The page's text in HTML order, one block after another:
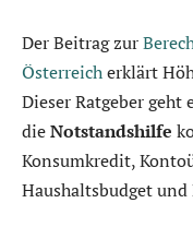
Der Beitrag zur
Österreicherklärt
Dieser Ratgeber
dieNotstandshilfe
Konsumkredit,
Haushaltsbudget